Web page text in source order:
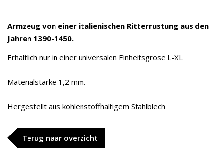
Armzeug von einer italienischen Ritterrustung aus den
Jahren 1390-1450.
Erhaltlich nur in einer universalen Einheitsgrose L-XL
Materialstarke 1,2 mm.
Hergestellt aus kohlenstoffhaltigem Stahlblech
Terug naar overzicht